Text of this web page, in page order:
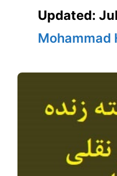
Updated:
Mohammad